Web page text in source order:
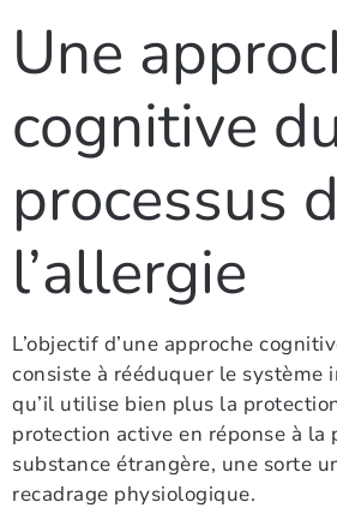
Une
cognitive
processus
l’allergie
L’objectif d’une approche
consiste à rééduquer le système
qu’il utilise bien plus la
protection active en réponse à la
substance étrangère, une sorte
recadrage physiologique.